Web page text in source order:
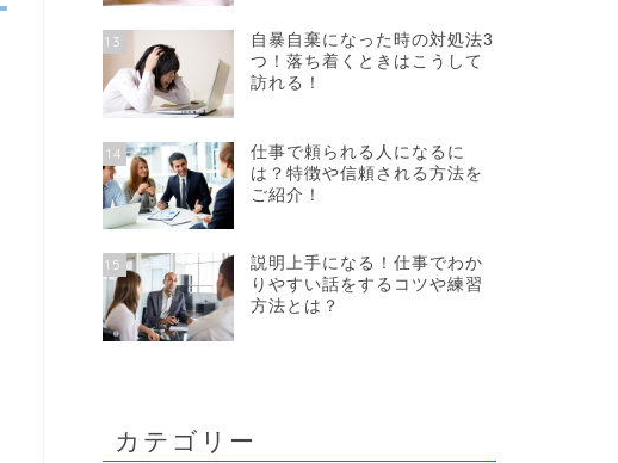
13
自暴自棄になった時の対処法3
つ！落ち着くときはこうして
訪れる！
14
仕事で頼られる人になるに
は？特徴や信頼される方法を
ご紹介！
15
説明上手になる！仕事でわか
りやすい話をするコツや練習
方法とは？
カテゴリー